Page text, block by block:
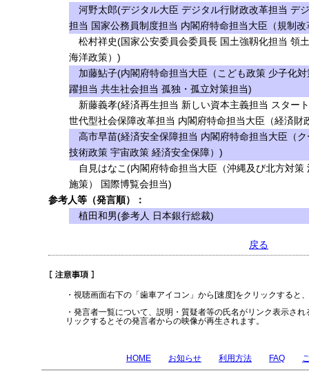
河野太郎(デジタル大臣 デジタル行財政改革担当 デ
担当 国家公務員制度担当 内閣府特命担当大臣（規制改
松村祥史(国家公安委員会委員長 国土強靱化担当 領
海洋政策）)
加藤鮎子(内閣府特命担当大臣（こども政策 少子化
躍担当 共生社会担当 孤独・孤立対策担当)
新藤義孝(経済再生担当 新しい資本主義担当 スター
世代型社会保障改革担当 内閣府特命担当大臣（経済財
高市早苗(経済安全保障担当 内閣府特命担当大臣（
技術政策 宇宙政策 経済安全保障）)
自見はなこ(内閣府特命担当大臣（沖縄及び北方対策
施策） 国際博覧会担当)
参考人等（発言順）：
植田和男(参考人 日本銀行総裁)
戻る
・視聴画面右下の「歯車アイコン」から[速度]をクリックすると
・発言者一覧について、説明・質疑者等の氏名がリンク表示さ
リックするとその発言者からの映像が再生されます。
HOME お知らせ 利用方法 FAQ